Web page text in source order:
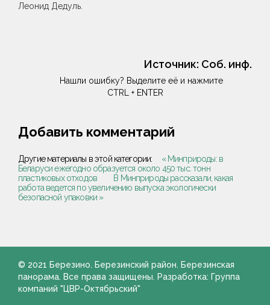
Леонид Дедуль.
Источник: Соб. инф.
Нашли ошибку? Выделите её и нажмите
CTRL + ENTER
Добавить комментарий
Другие материалы в этой категории:
« Минприроды: в
Беларуси ежегодно образуется около 450 тыс. тонн
пластиковых отходов
В Минприроды рассказали, какая
работа ведется по увеличению выпуска экологически
безопасной упаковки »
© 2021 Березино. Березинский район. Березинская
панорама. Все права защищены. Разработка: Группа
компаний "ЦВР-Октябрьский"